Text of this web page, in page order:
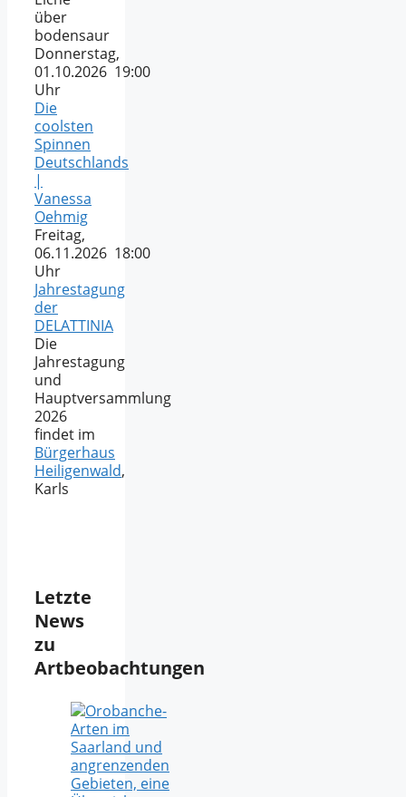
über
bodensaur
Donnerstag,
01.10.2026 19:00
Uhr
Die
coolsten
Spinnen
Deutschlands
|
Vanessa
Oehmig
Freitag,
06.11.2026 18:00
Uhr
Jahrestagung
der
DELATTINIA
Die
Jahrestagung
und
Hauptversammlung
2026
findet im
Bürgerhaus
Heiligenwald,
Karls
Letzte
News
zu
Artbeobachtungen